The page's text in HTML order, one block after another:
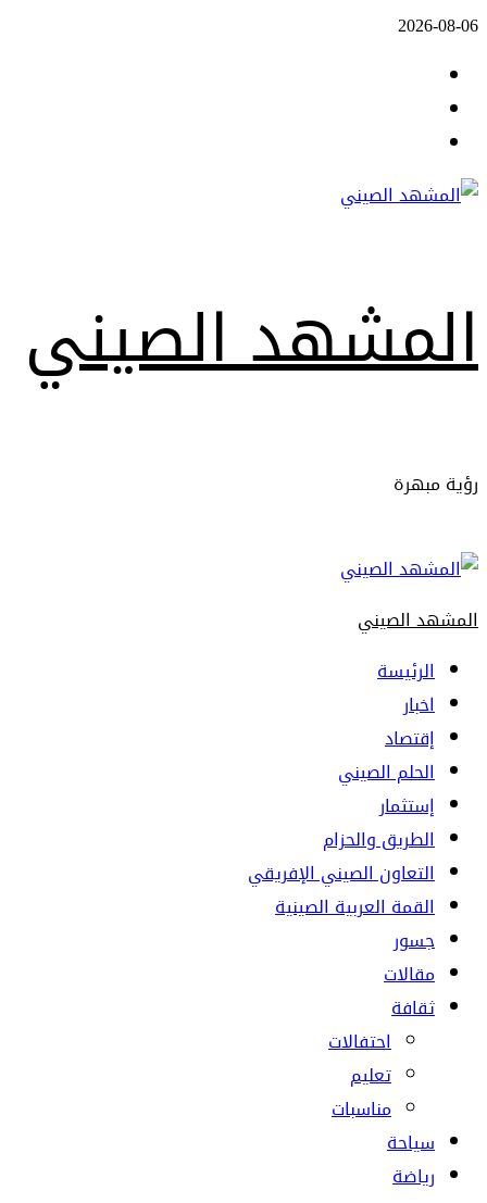
Skip
2026-08-06
المشهد الصيني
رؤية مبهرة
Primary
المشهد الصيني
الرئيسة
اخبار
إقتصاد
الحلم الصيني
إستثمار
الطريق والحزام
التعاون الصيني الإفريقي
القمة العربية الصينية
جسور
مقالات
ثقافة
احتفالات
تعليم
مناسبات
سياحة
رياضة